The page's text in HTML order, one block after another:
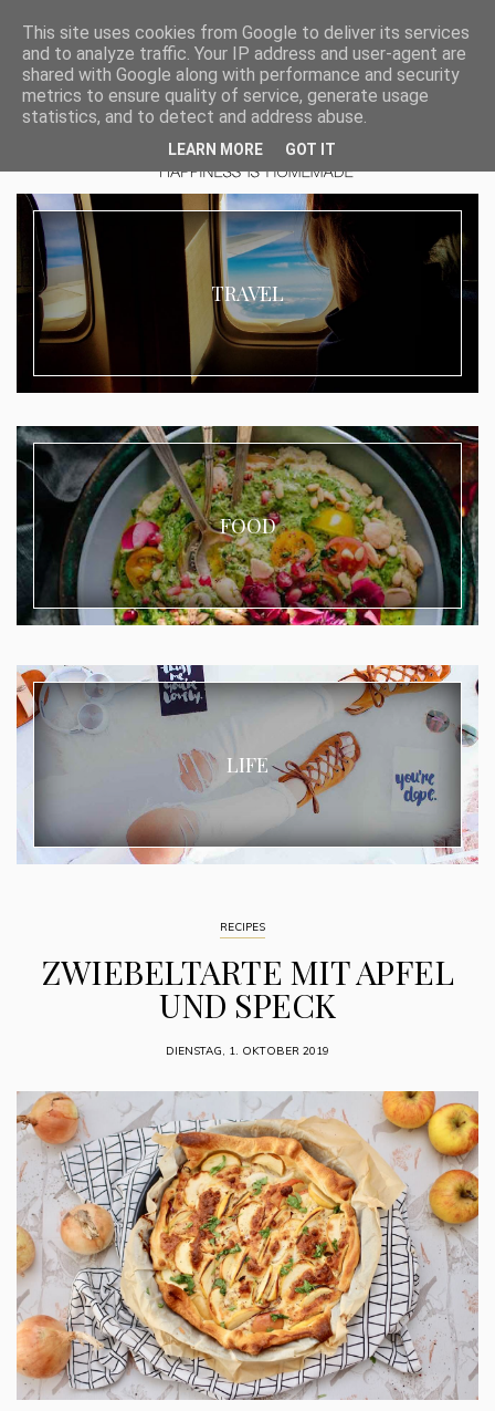
TRAVEL
FOOD
LIFE
RECIPES
ZWIEBELTARTE MIT APFEL
UND SPECK
DIENSTAG, 1. OKTOBER 2019
This site uses cookies from Google to deliver its services
and to analyze traffic. Your IP address and user-agent are
shared with Google along with performance and security
metrics to ensure quality of service, generate usage
statistics, and to detect and address abuse.
LEARN MORE GOT IT